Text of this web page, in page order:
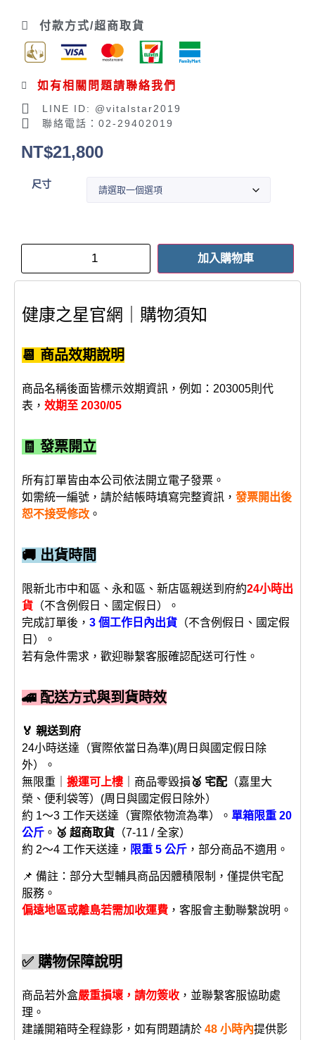
付款方式/超商取貨
如有相關問題請聯絡我們
LINE ID: @vitalstar2019
聯絡電話：02-29402019
NT$21,800
尺寸
加入購物車
健康之星官網｜購物須知
📆 商品效期說明
商品名稱後面皆標示效期資訊，例如：203005則代
表， 效期至 2030/05
🧾 發票開立
所有訂單皆由本公司依法開立電子發票。
如需統一編號，請於結帳時填寫完整資訊， 發票開出後
恕不接受修改 。
🚚 出貨時間
限新北市中和區、永和區、新店區親送到府約24小時出
貨 （不含例假日、國定假日）。
完成訂單後， 3 個工作日內出貨 （不含例假日、國定假
日）。
若有急件需求，歡迎聯繫客服確認配送可行性。
🚄 配送方式與到貨時效
🏅 親送到府
24小時送達（實際依當日為準)(周日與國定假日除
外）。
無限重｜ 搬運可上樓 ｜商品零毀損 🥈 宅配 （嘉里大
榮、便利袋等）(周日與國定假日除外）
約 1～3 工作天送達（實際依物流為準）。 單箱限重 20
公斤 。 🥉 超商取貨 （7-11 / 全家）
約 2～4 工作天送達， 限重 5 公斤 ，部分商品不適用。
📌 備註：部分大型輔具商品因體積限制，僅提供宅配
服務。
偏遠地區或離島若需加收運費 ，客服會主動聯繫說明。
✅ 購物保障說明
商品若外盒嚴重損壞，請勿簽收 ，並聯繫客服協助處
理。
建議開箱時全程錄影，如有問題請於 48 小時內提供影